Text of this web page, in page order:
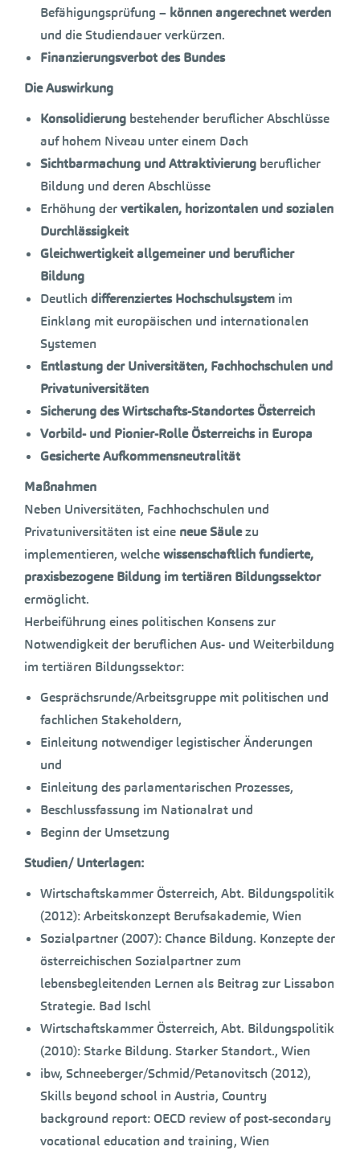
Befähigungsprüfung – können angerechnet werden
und die Studiendauer verkürzen.
Finanzierungsverbot des Bundes
Die Auswirkung
Konsolidierung bestehender beruflicher Abschlüsse
auf hohem Niveau unter einem Dach
Sichtbarmachung und Attraktivierung beruflicher
Bildung und deren Abschlüsse
Erhöhung dervertikalen, horizontalen und sozialen
Durchlässigkeit
Gleichwertigkeit allgemeiner und beruflicher
Bildung
Deutlich differenziertes Hochschulsystem im
Einklang mit europäischen und internationalen
Systemen
Entlastung der Universitäten, Fachhochschulen und
Privatuniversitäten
Sicherung des Wirtschafts-Standortes Österreich
Vorbild- und Pionier-Rolle Österreichs in Europa
Gesicherte Aufkommensneutralität
Maßnahmen
Neben Universitäten, Fachhochschulen und
Privatuniversitäten ist eine neue Säulezu
implementieren, welchewissenschaftlich fundierte,
praxisbezogene Bildung im tertiären Bildungssektor
ermöglicht.
Herbeiführung eines politischen Konsens zur
Notwendigkeit der beruflichen Aus- und Weiterbildung
im tertiären Bildungssektor:
Gesprächsrunde/Arbeitsgruppe mit politischen und
fachlichen Stakeholdern,
Einleitung notwendiger legistischer Änderungen
und
Einleitung des parlamentarischen Prozesses,
Beschlussfassung im Nationalrat und
Beginn der Umsetzung
Studien/ Unterlagen:
Wirtschaftskammer Österreich, Abt. Bildungspolitik
(2012): Arbeitskonzept Berufsakademie, Wien
Sozialpartner (2007): Chance Bildung. Konzepte der
österreichischen Sozialpartner zum
lebensbegleitenden Lernen als Beitrag zur Lissabon
Strategie. Bad Ischl
Wirtschaftskammer Österreich, Abt. Bildungspolitik
(2010): Starke Bildung. Starker Standort., Wien
ibw, Schneeberger/Schmid/Petanovitsch (2012),
Skills beyond school in Austria, Country
background report: OECD review of post-secondary
vocational education and training, Wien